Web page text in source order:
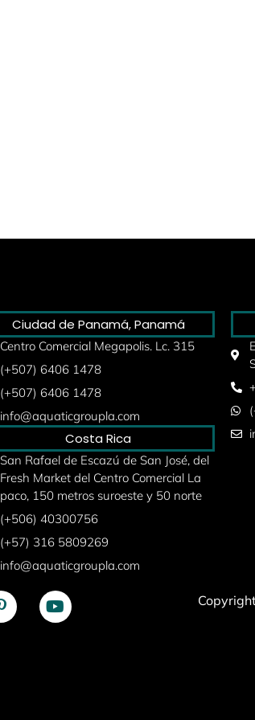
Ciudad de Panamá, Panamá
Centro Comercial Megapolis. Lc. 315
(+507) 6406 1478
(+507) 6406 1478
info@aquaticgroupla.com
Costa Rica
San Rafael de Escazú de San José, del
Fresh Market del Centro Comercial La
paco, 150 metros suroeste y 50 norte
(+506) 40300756
(+57) 316 5809269
info@aquaticgroupla.com